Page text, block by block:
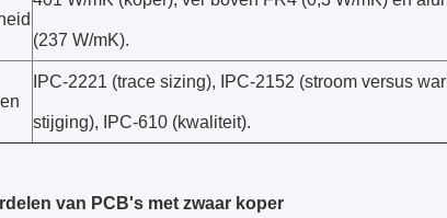
(237 W/mK).
IPC-2221 (trace sizing), IPC-2152 (stroom versus
stijging), IPC-610 (kwaliteit).
van PCB's met zwaar koper